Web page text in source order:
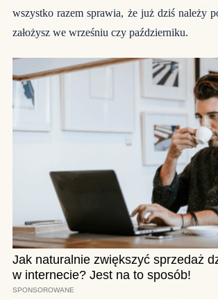
wszystko razem sprawia, że już dziś należy
założysz we wrześniu czy październiku.